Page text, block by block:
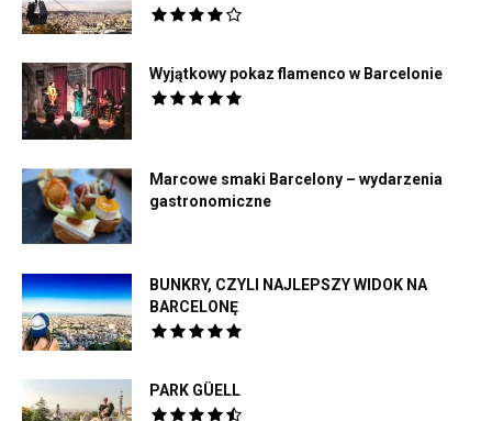
Wyjątkowy pokaz flamenco w Barcelonie
Marcowe smaki Barcelony – wydarzenia
gastronomiczne
BUNKRY, CZYLI NAJLEPSZY WIDOK NA
BARCELONĘ
PARK GÜELL